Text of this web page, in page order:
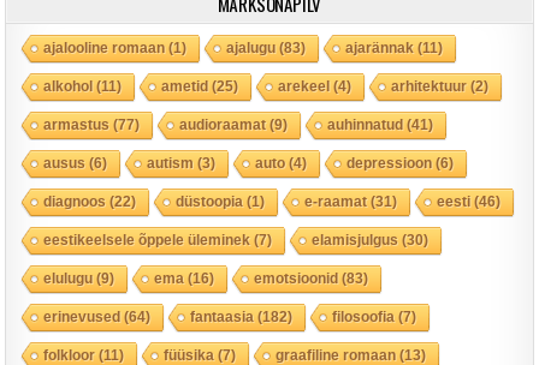
ajalooline romaan(1) ajalugu(83) ajarännak (11)
alkohol(11) ametid(25) arekeel(4) arhitektuur(2)
armastus (77) audioraamat(9) auhinnatud(41)
ausus (6) autism (3) auto(4) depressioon(6)
diagnoos (22) düstoopia (1) e-raamat(31) eesti(46)
eestikeelsele õppele üleminek (7) elamisjulgus (30)
elulugu(9) ema (16) emotsioonid(83)
erinevused(64) fantaasia (182) filosoofia (7)
folkloor(11) füüsika (7) graafiline romaan(13)